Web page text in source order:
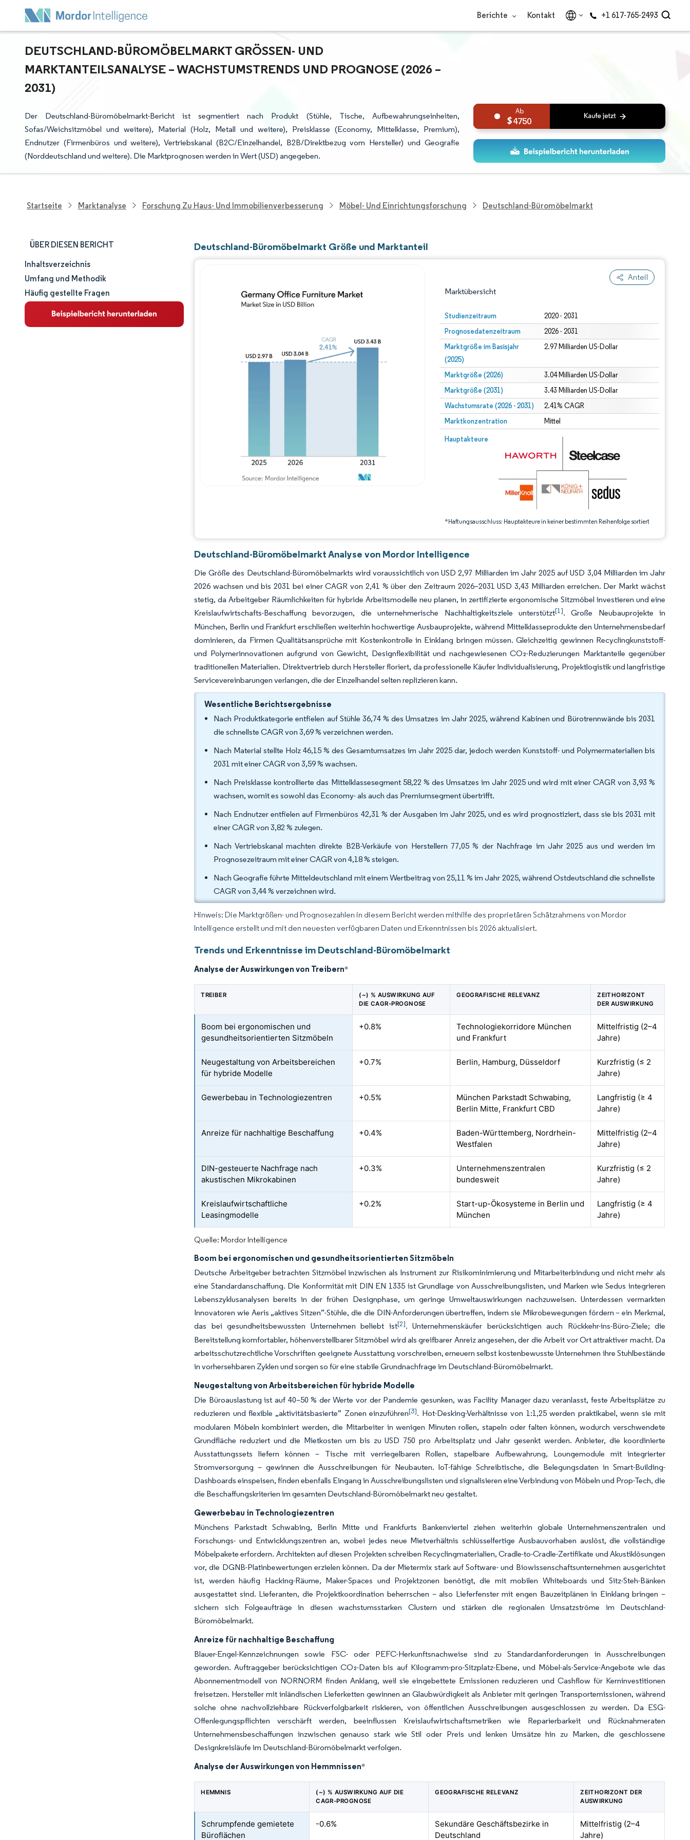
Berichte Kontakt +1 617-765-2493
DEUTSCHLAND-BÜROMÖBELMARKT GRÖSSEN- UND M
ARKTANTEILSANALYSE – WACHSTUMSTRENDS UND PROGNOSE (2026 – 2
031)
Der Deutschland-Büromöbelmarkt-Bericht ist segmentiert nach Produkt (Stühle, Tische, Aufbewahrungseinheiten,
Sofas/Weichsitzmöbel und weitere), Material (Holz, Metall und weitere), Preisklasse (Economy, Mittelklasse, Premium),
Endnutzer (Firmenbüros und weitere), Vertriebskanal (B2C/Einzelhandel, B2B/Direktbezug vom Hersteller) und Geografie
(Norddeutschland und weitere). Die Marktprognosen werden in Wert (USD) angegeben.
4750
Startseite Marktanalyse Forschung Zu Haus- Und Immobilienverbesserung Möbel- Und Einrichtungsforschung Deutschland-Büromöbelmarkt
ÜBER DIESEN BERICHT
Marktgröße und -anteil
Marktanalyse
Trends und Einblicke
Inhaltsverzeichnis
Umfang und Methodik
Häufig gestellte Fragen
Deutschland-Büromöbelmarkt Größe und Marktanteil
Anteil
Marktübersicht
Studienzeitraum 2020 - 2031
Prognosedatenzeitraum 2026 - 2031
Marktgröße im Basisjahr
(2025)
2.97 Milliarden US-Dollar
Marktgröße (2026) 3.04 Milliarden US-Dollar
Marktgröße (2031) 3.43 Milliarden US-Dollar
Wachstumsrate (2026 - 2031) 2.41% CAGR
Marktkonzentration Mittel
Hauptakteure
*Haftungsausschluss: Hauptakteure in keiner bestimmten Reihenfolge sortiert
Bild © Mordor Intelligence. Wiederverwendung erfordert Namensnennung gemäß CC BY 4.0.
Bild © Mordor Intelligence. Wiederverwendung erfordert Namensnennung gemäß CC BY 4.0.
Deutschland-Büromöbelmarkt Analyse von Mordor Intelligence
Die Größe des Deutschland-Büromöbelmarkts wird voraussichtlich von USD 2,97 Milliarden im Jahr 2025 auf USD 3,04 Milliarden im Jahr
2026 wachsen und bis 2031 bei einer CAGR von 2,41 % über den Zeitraum 2026–2031 USD 3,43 Milliarden erreichen. Der Markt wächst
stetig, da Arbeitgeber Räumlichkeiten für hybride Arbeitsmodelle neu planen, in zertifizierte ergonomische Sitzmöbel investieren und eine
Kreislaufwirtschafts-Beschaffung bevorzugen, die unternehmerische Nachhaltigkeitsziele unterstützt[1]. Große Neubauprojekte in
München, Berlin und Frankfurt erschließen weiterhin hochwertige Ausbauprojekte, während Mittelklasseprodukte den Unternehmensbedarf
dominieren, da Firmen Qualitätsansprüche mit Kostenkontrolle in Einklang bringen müssen. Gleichzeitig gewinnen Recyclingkunststoff-
und Polymerinnovationen aufgrund von Gewicht, Designflexibilität und nachgewiesenen CO₂-Reduzierungen Marktanteile gegenüber
traditionellen Materialien. Direktvertrieb durch Hersteller floriert, da professionelle Käufer Individualisierung, Projektlogistik und langfristige
Servicevereinbarungen verlangen, die der Einzelhandel selten replizieren kann.
Wesentliche Berichtsergebnisse
Nach Produktkategorie entfielen auf Stühle 36,74 % des Umsatzes im Jahr 2025, während Kabinen und Bürotrennwände bis 2031
die schnellste CAGR von 3,69 % verzeichnen werden.
Nach Material stellte Holz 46,15 % des Gesamtumsatzes im Jahr 2025 dar, jedoch werden Kunststoff- und Polymermaterialien bis
2031 mit einer CAGR von 3,59 % wachsen.
Nach Preisklasse kontrollierte das Mittelklassesegment 58,22 % des Umsatzes im Jahr 2025 und wird mit einer CAGR von 3,93 %
wachsen, womit es sowohl das Economy- als auch das Premiumsegment übertrifft.
Nach Endnutzer entfielen auf Firmenbüros 42,31 % der Ausgaben im Jahr 2025, und es wird prognostiziert, dass sie bis 2031 mit
einer CAGR von 3,82 % zulegen.
Nach Vertriebskanal machten direkte B2B-Verkäufe von Herstellern 77,05 % der Nachfrage im Jahr 2025 aus und werden im
Prognosezeitraum mit einer CAGR von 4,18 % steigen.
Nach Geografie führte Mitteldeutschland mit einem Wertbeitrag von 25,11 % im Jahr 2025, während Ostdeutschland die schnellste
CAGR von 3,44 % verzeichnen wird.
Hinweis: Die Marktgrößen- und Prognosezahlen in diesem Bericht werden mithilfe des proprietären Schätzrahmens von Mordor
Intelligence erstellt und mit den neuesten verfügbaren Daten und Erkenntnissen bis 2026 aktualisiert.
Trends und Erkenntnisse im Deutschland-Büromöbelmarkt
Analyse der Auswirkungen von Treibern*
TREIBER
(~) % AUSWIRKUNG AUF
DIE CAGR-PROGNOSE
GEOGRAFISCHE RELEVANZ
ZEITHORIZONT
DER AUSWIRKUNG
Boom bei ergonomischen und
gesundheitsorientierten Sitzmöbeln
+0.8%
Technologiekorridore München
und Frankfurt
Mittelfristig (2–4
Jahre)
Neugestaltung von Arbeitsbereichen
für hybride Modelle
+0.7% Berlin, Hamburg, Düsseldorf
Kurzfristig (≤ 2
Jahre)
Gewerbebau in Technologiezentren +0.5%
München Parkstadt Schwabing,
Berlin Mitte, Frankfurt CBD
Langfristig (≥ 4
Jahre)
Anreize für nachhaltige Beschaffung +0.4%
Baden-Württemberg, Nordrhein-
Westfalen
Mittelfristig (2–4
Jahre)
DIN-gesteuerte Nachfrage nach
akustischen Mikrokabinen
+0.3%
Unternehmenszentralen
bundesweit
Kurzfristig (≤ 2
Jahre)
Kreislaufwirtschaftliche
Leasingmodelle
+0.2%
Start-up-Ökosysteme in Berlin und
München
Langfristig (≥ 4
Jahre)
Quelle: Mordor Intelligence
Boom bei ergonomischen und gesundheitsorientierten Sitzmöbeln
Deutsche Arbeitgeber betrachten Sitzmöbel inzwischen als Instrument zur Risikominimierung und Mitarbeiterbindung und nicht mehr als
eine Standardanschaffung. Die Konformität mit DIN EN 1335 ist Grundlage von Ausschreibungslisten, und Marken wie Sedus integrieren
Lebenszyklusanalysen bereits in der frühen Designphase, um geringe Umweltauswirkungen nachzuweisen. Unterdessen vermarkten
Innovatoren wie Aeris „aktives Sitzen”-Stühle, die die DIN-Anforderungen übertreffen, indem sie Mikrobewegungen fördern – ein Merkmal,
das bei gesundheitsbewussten Unternehmen beliebt ist[2]. Unternehmenskäufer berücksichtigen auch Rückkehr-ins-Büro-Ziele; die
Bereitstellung komfortabler, höhenverstellbarer Sitzmöbel wird als greifbarer Anreiz angesehen, der die Arbeit vor Ort attraktiver macht. Da
arbeitsschutzrechtliche Vorschriften geeignete Ausstattung vorschreiben, erneuern selbst kostenbewusste Unternehmen ihre Stuhlbestände
in vorhersehbaren Zyklen und sorgen so für eine stabile Grundnachfrage im Deutschland-Büromöbelmarkt.
Neugestaltung von Arbeitsbereichen für hybride Modelle
Die Büroauslastung ist auf 40–50 % der Werte vor der Pandemie gesunken, was Facility Manager dazu veranlasst, feste Arbeitsplätze zu
reduzieren und flexible „aktivitätsbasierte” Zonen einzuführen[3]. Hot-Desking-Verhältnisse von 1:1,25 werden praktikabel, wenn sie mit
modularen Möbeln kombiniert werden, die Mitarbeiter in wenigen Minuten rollen, stapeln oder falten können, wodurch verschwendete
Grundfläche reduziert und die Mietkosten um bis zu USD 750 pro Arbeitsplatz und Jahr gesenkt werden. Anbieter, die koordinierte
Ausstattungssets liefern können – Tische mit verriegelbaren Rollen, stapelbare Aufbewahrung, Loungemodule mit integrierter
Stromversorgung – gewinnen die Ausschreibungen für Neubauten. IoT-fähige Schreibtische, die Belegungsdaten in Smart-Building-
Dashboards einspeisen, finden ebenfalls Eingang in Ausschreibungslisten und signalisieren eine Verbindung von Möbeln und Prop-Tech, die
die Beschaffungskriterien im gesamten Deutschland-Büromöbelmarkt neu gestaltet.
Gewerbebau in Technologiezentren
Münchens Parkstadt Schwabing, Berlin Mitte und Frankfurts Bankenviertel ziehen weiterhin globale Unternehmenszentralen und
Forschungs- und Entwicklungszentren an, wobei jedes neue Mietverhältnis schlüsselfertige Ausbauvorhaben auslöst, die vollständige
Möbelpakete erfordern. Architekten auf diesen Projekten schreiben Recyclingmaterialien, Cradle-to-Cradle-Zertifikate und Akustiklösungen
vor, die DGNB-Platinbewertungen erzielen können. Da der Mietermix stark auf Software- und Biowissenschaftsunternehmen ausgerichtet
ist, werden häufig Hacking-Räume, Maker-Spaces und Projektzonen benötigt, die mit mobilen Whiteboards und Sitz-Steh-Bänken
ausgestattet sind. Lieferanten, die Projektkoordination beherrschen – also Lieferfenster mit engen Bauzeitplänen in Einklang bringen –
sichern sich Folgeaufträge in diesen wachstumsstarken Clustern und stärken die regionalen Umsatzströme im Deutschland-
Büromöbelmarkt.
Anreize für nachhaltige Beschaffung
Blauer-Engel-Kennzeichnungen sowie FSC- oder PEFC-Herkunftsnachweise sind zu Standardanforderungen in Ausschreibungen
geworden. Auftraggeber berücksichtigen CO₂-Daten bis auf Kilogramm-pro-Sitzplatz-Ebene, und Möbel-als-Service-Angebote wie das
Abonnementmodell von NORNORM finden Anklang, weil sie eingebettete Emissionen reduzieren und Cashflow für Kerninvestitionen
freisetzen. Hersteller mit inländischen Lieferketten gewinnen an Glaubwürdigkeit als Anbieter mit geringen Transportemissionen, während
solche ohne nachvollziehbare Rückverfolgbarkeit riskieren, von öffentlichen Ausschreibungen ausgeschlossen zu werden. Da ESG-
Offenlegungspflichten verschärft werden, beeinflussen Kreislaufwirtschaftsmetriken wie Reparierbarkeit und Rücknahmeraten
Unternehmensbeschaffungen inzwischen genauso stark wie Stil oder Preis und lenken Umsätze hin zu Marken, die geschlossene
Designkreisläufe im Deutschland-Büromöbelmarkt verfolgen.
Analyse der Auswirkungen von Hemmnissen*
HEMMNIS
(~) % AUSWIRKUNG AUF DIE
CAGR-PROGNOSE
GEOGRAFISCHE RELEVANZ
ZEITHORIZONT DER
AUSWIRKUNG
Schrumpfende gemietete
Büroflächen
-0.6%
Sekundäre Geschäftsbezirke in
Deutschland
Mittelfristig (2–4
Jahre)